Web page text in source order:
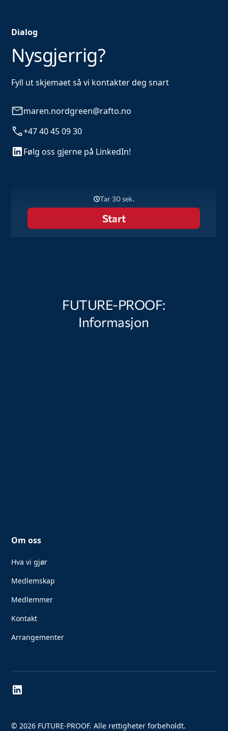
Dialog
Nysgjerrig?
Fyll ut skjemaet så vi kontakter deg snart
maren.nordgreen@rafto.no
+47 40 45 09 30
Følg oss gjerne på LinkedIn!
Om oss
Hva vi gjør
Medlemskap
Medlemmer
Kontakt
Arrangementer
© 2026 FUTURE-PROOF. Alle rettigheter forbeholdt.